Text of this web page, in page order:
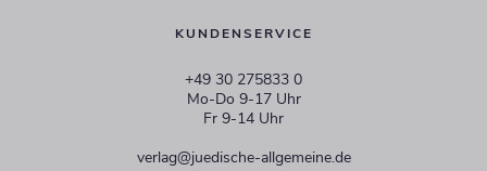
KUNDENSERVICE
+49 30 275833 0
Mo-Do 9-17 Uhr
Fr 9-14 Uhr
verlag@juedische-allgemeine.de